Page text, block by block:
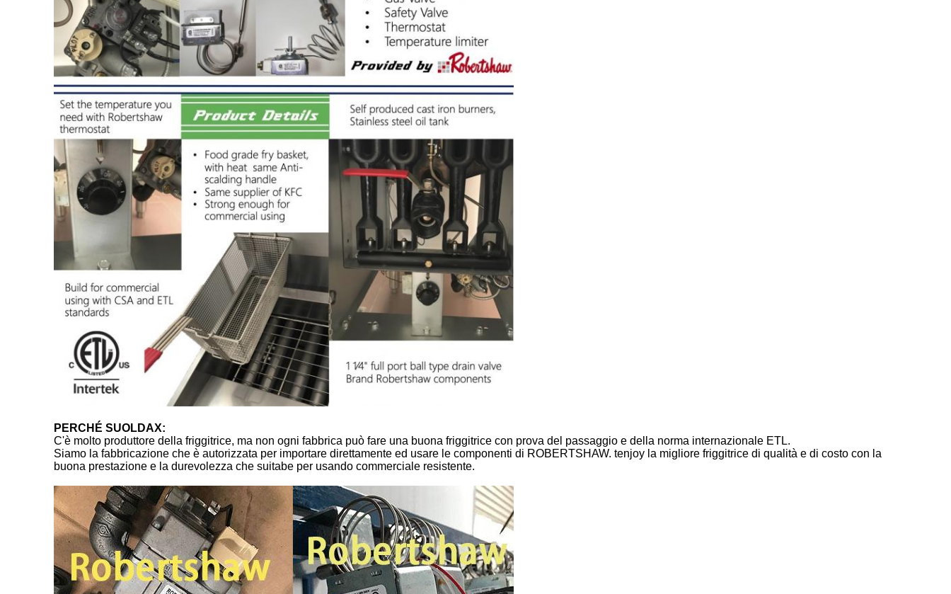
PERCHÉ SUOLDAX:
C'è molto produttore della friggitrice, ma non ogni fabbrica può fare una buona friggitrice con prova del passaggio e della norma internazionale ETL.
Siamo la fabbricazione che è autorizzata per importare direttamente ed usare le componenti di ROBERTSHAW. tenjoy la migliore friggitrice di qualità e di costo con la
buona prestazione e la durevolezza che suitabe per usando commerciale resistente.